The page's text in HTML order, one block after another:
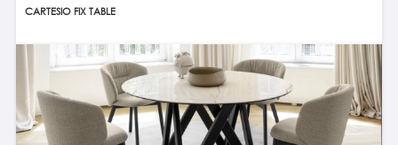
CARTESIO FIX TABLE